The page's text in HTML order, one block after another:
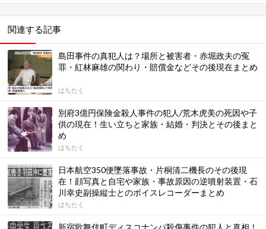
関連する記事
島田事件の真犯人は？場所と被害者・赤堀政夫の冤
罪・紅林麻雄の関わり・賠償金などその後現在まとめ
はちたく
別府3億円保険金殺人事件の犯人/荒木虎美の死因や子
供の現在！生い立ちと家族・結婚・判決とその後まと
め
はちたく
日本航空350便墜落事故・片桐清二機長のその後現
在！顔写真と自宅や家族・事故原因の逆噴射装置・石
川幸史副操縦士とのボイスレコーダーまとめ
はちたく
新宿歌舞伎町ディスコナンパ殺傷事件の犯人と真相！